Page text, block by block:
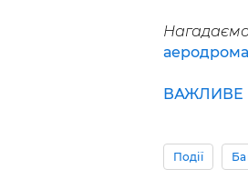
ВАЖЛИВЕ
Події